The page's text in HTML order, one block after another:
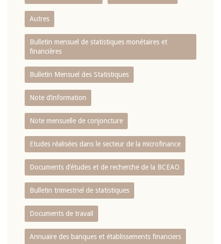
Autres
Bulletin mensuel de statistiques monétaires et
financières
Bulletin Mensuel des Statistiques
Note d’information
Note mensuelle de conjoncture
Etudes réalisées dans le secteur de la microfinance
Documents d’études et de recherche de la BCEAO
Bulletin trimestriel de statistiques
Documents de travail
Annuaire des banques et établissements financiers